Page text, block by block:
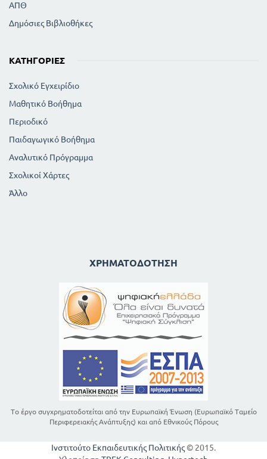
ΑΠΘ
Δημόσιες Βιβλιοθήκες
ΚΑΤΗΓΟΡΊΕΣ
Σχολικό Εγχειρίδιο
Μαθητικό Βοήθημα
Περιοδικό
Παιδαγωγικό Βοήθημα
Αναλυτικό Πρόγραμμα
Σχολικοί Χάρτες
Άλλο
ΧΡΗΜΑΤΟΔΌΤΗΣΗ
Το έργο συγχρηματοδοτείται από την Ευρωπαϊκή Ένωση (Ευρωπαϊκό Ταμείο
Περιφερειακής Ανάπτυξης) και από Εθνικούς Πόρους
Ινστιτούτο Εκπαιδευτικής Πολιτικής © 2015.